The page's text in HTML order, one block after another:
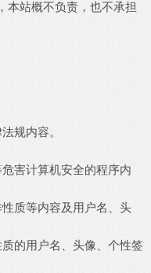
本站概不负责，也不承担
规内容。
害计算机安全的程序内
质等内容及用户名、头
的用户名、头像、个性签